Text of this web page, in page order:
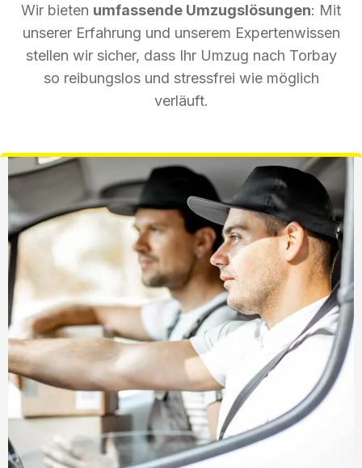
Wir bieten umfassende Umzugslösungen: Mit
unserer Erfahrung und unserem Expertenwissen
stellen wir sicher, dass Ihr Umzug nach Torbay
so reibungslos und stressfrei wie möglich
verläuft.